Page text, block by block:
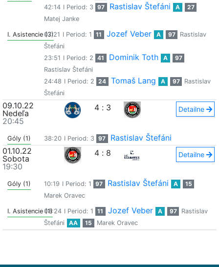
42:14 I Period: 3 97 Rastislav Štefáni A
27
Matej Janke
I. Asistencie (3)
07:21 I Period: 1 11 Jozef Veber A 97
Rastislav
Štefáni
23:51 I Period: 2 41 Dominik Toth A
97
Rastislav Štefáni
24:48 I Period: 2 24 Tomaš Lang A 97
Rastislav
Štefáni
09.10.22
Nedeľa
20:45
4 : 3 Detailne
Góly (1) 38:20 I Period: 3 97
Rastislav Štefáni
01.10.22
Sobota
19:30
4 : 8 Detailne
Góly (1) 10:19 I Period: 1 97 Rastislav Štefáni A
15
Marek Oravec
I. Asistencie (1)08:24 I Period: 1 11 Jozef Veber A 97
Rastislav
Štefáni
AA 15 Marek Oravec